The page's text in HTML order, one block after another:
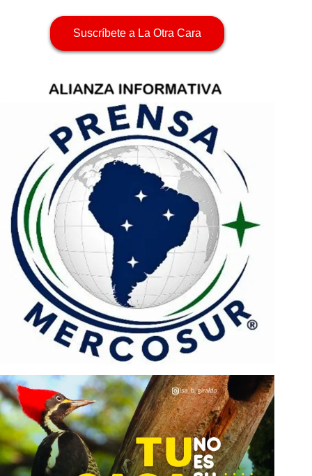
Suscríbete a La Otra Cara